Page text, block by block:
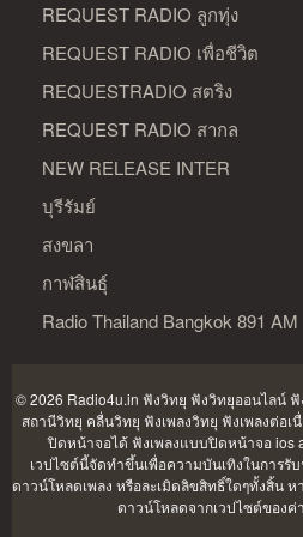
REQUEST RADIO ลูกทุ่ง
REQUEST RADIO เพื่อชีวิต
REQUESTRADIO สตริง
REQUEST RADIO สากล
NEW RELEASE INTER
บุรีรัมย์
สงขลา
กาฬสินธุ์
Radio Thailand Bangkok 891 AM
© 2026 Radio4u.in ฟังวิทยุ ฟังวิทยุออนไลน์ ฟั
สถานีวิทยุ คลื่นวิทยุ ฟังเพลงวิทยุ ฟังเพลงต่อเ
ปิดหน้าจอได้ ฟังเพลงแบบปิดหน้าจอ ios
เวปไซต์นี้จัดทำขึ้นเพื่อความบันเทิงในการรั
ดาวน์โหลดเพลง หรือละเมิดลิขสิทธิ์ใดๆทั้งสิ้น
ดาวน์โหลดจากเวปไซต์ของค่